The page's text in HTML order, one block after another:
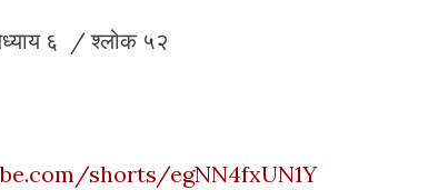
/ अध्याय ६ / श्लोक ५२
shorts/egNN4fxUN1Y